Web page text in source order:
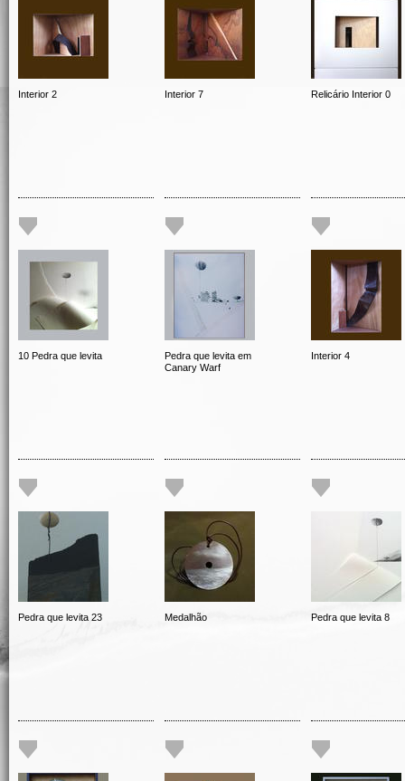
Interior 2 Interior 7 Relicário Interior 0
10 Pedra que levita
Pedra que levita em
Canary Warf
Interior 4
Pedra que levita 23 Medalhão Pedra que levita 8